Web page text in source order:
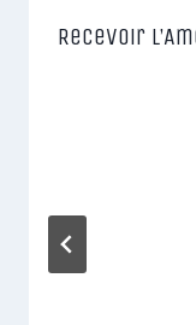
Recevoir